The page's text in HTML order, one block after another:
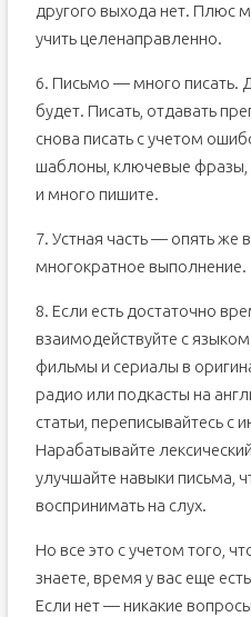
другого выхода нет. Плюс
учить целенаправленно.
6. Письмо — много писать.
будет. Писать, отдавать
снова писать с учетом
шаблоны, ключевые фразы,
и много пишите.
7. Устная часть — опять же
многократное выполнение.
8. Если есть достаточно
взаимодействуйте с
фильмы и сериалы в
радио или подкасты на
статьи, переписывайтесь с
Нарабатывайте
улучшайте навыки письма,
воспринимать на слух.
Но все это с учетом того,
знаете, время у вас еще
Если нет — никакие